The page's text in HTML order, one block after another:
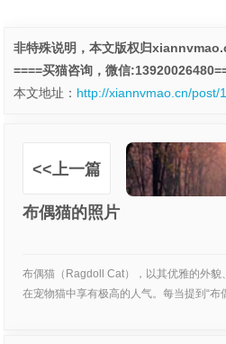
非特殊说明，本文版权归
====买猫咨询，微信
本文地址： http://xiannvmao.cn/post/
<<上一篇
布偶猫的照片
布偶猫（Ragdoll Cat），以其优雅的外貌
在宠物猫中享有极高的人气。每当提到“布